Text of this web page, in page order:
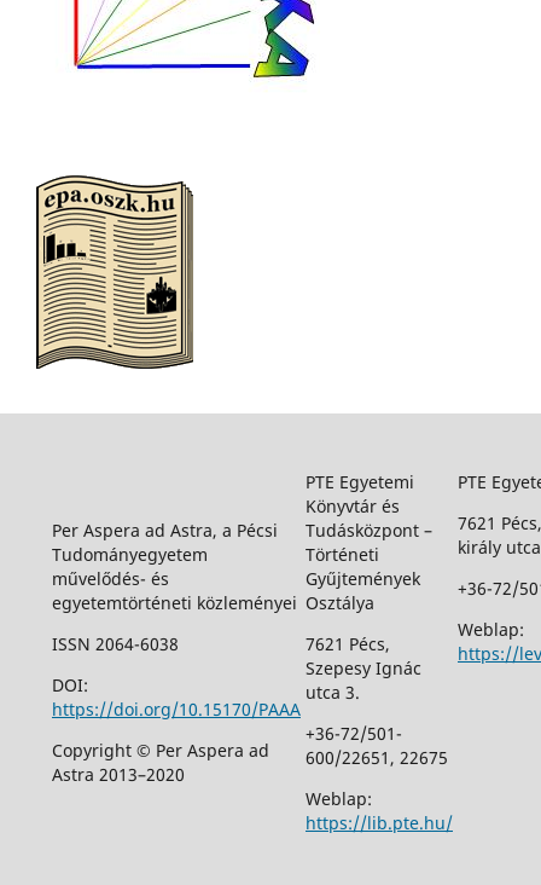
Per Aspera ad Astra, a Pécsi
Tudományegyetem
művelődés- és
egyetemtörténeti közleményei
ISSN 2064-6038
DOI:
https://doi.org/10.15170/PAAA
Copyright © Per Aspera ad
Astra 2013–2020
PTE Egyetemi
Könyvtár és
Tudásközpont –
Történeti
Gyűjtemények
Osztálya
7621 Pécs,
Szepesy Ignác
utca 3.
+36-72/501-
600/22651, 22675
Weblap:
https://lib.pte.hu/
PTE
7621
király
+36-72/
Weblap:
https://